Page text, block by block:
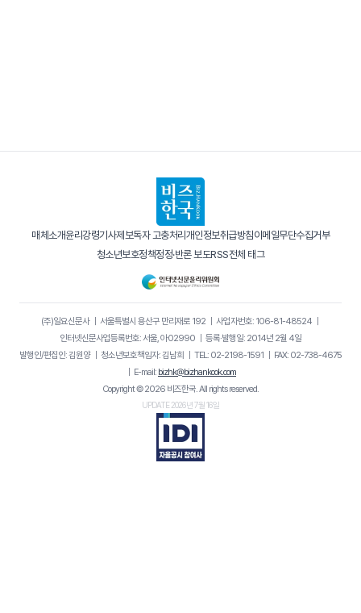
매체소개윤리강령기사제보독자 고충처리개인정보취급방침이메일무단수집거부
청소년보호정책정정·반론 보도RSS전체 태그
(주)일요신문사｜ 서울특별시 용산구 만리재로 192｜ 사업자번호: 106-81-48524｜
인터넷신문사업등록번호: 서울, 아02990 ｜ 등록·발행일: 2014년 2월 4일
발행인/편집인: 김원양｜ 청소년보호책임자: 김남희 ｜ TEL: 02-2198-1591 ｜ FAX: 02-738-4675
｜ E-mail: bizhk@bizhankook.com
Copyright © 2026 비즈한국. All rights reserved.
UPDATE 2026년 7월 16일